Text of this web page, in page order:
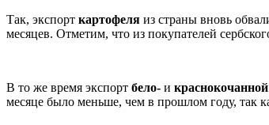
Так, экспорт картофеля из страны вновь
месяцев. Отметим, что из покупателей
В то же время экспорт бело- и краснокочанной
месяце было меньше, чем в прошлом году, так